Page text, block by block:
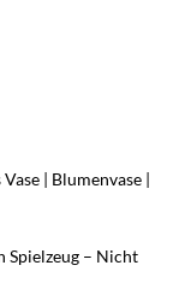
| Blumenvase |
Spielzeug – Nicht